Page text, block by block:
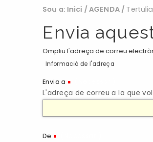
Sou a: Inici /AGENDA /
Envia
Ompliu l'adreça de correu
Informació de l'adreça
Envia a
L'adreça de correu a la que
De